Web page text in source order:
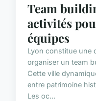
Team
activités
équipes
Lyon constitue une
organiser un team
Cette ville
entre patrimoine
Les oc...